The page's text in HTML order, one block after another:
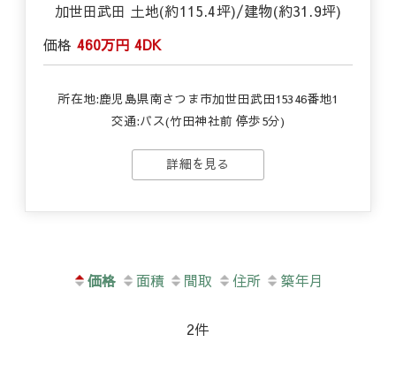
加世田武田 土地(約115.4坪)/建物(約31.9坪)
価格 460万円 4DK
所在地:鹿児島県南さつま市加世田武田15346番地1
交通:バス(竹田神社前 停歩5分)
詳細を見る
価格 面積 間取 住所 築年月
2件